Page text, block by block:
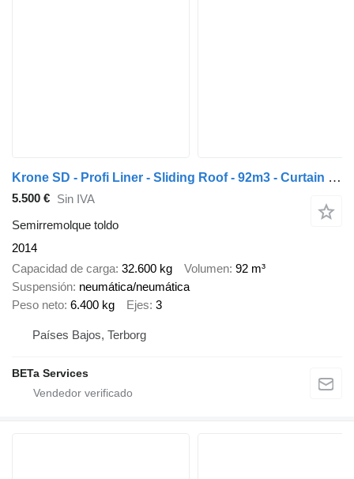
Krone SD - Profi Liner - Sliding Roof - 92m3 - Curtain Side - SAF - 2x
5.500 € Sin IVA
Semirremolque toldo
2014
Capacidad de carga 32.600 kg Volumen 92 m³
Suspensión neumática/neumática
Peso neto 6.400 kg Ejes 3
Países Bajos, Terborg
BETa Services